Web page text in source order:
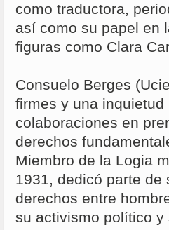
como traductora,
así como su papel en
figuras como Clara
Consuelo Berges
firmes y una
colaboraciones en
derechos
Miembro de la Logia
1931, dedicó parte
derechos entre
su activismo político y